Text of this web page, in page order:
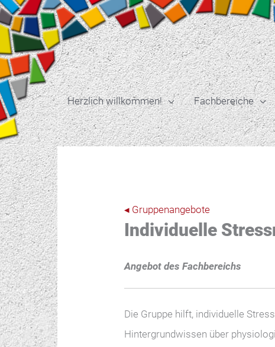
Zum
Inhalt
springen
Herzlich willkommen! Fachbereiche
◂ Gruppenangebote
Individuelle
Angebot des Fachbereichs
Die Gruppe hilft, individuelle
Hintergrundwissen über